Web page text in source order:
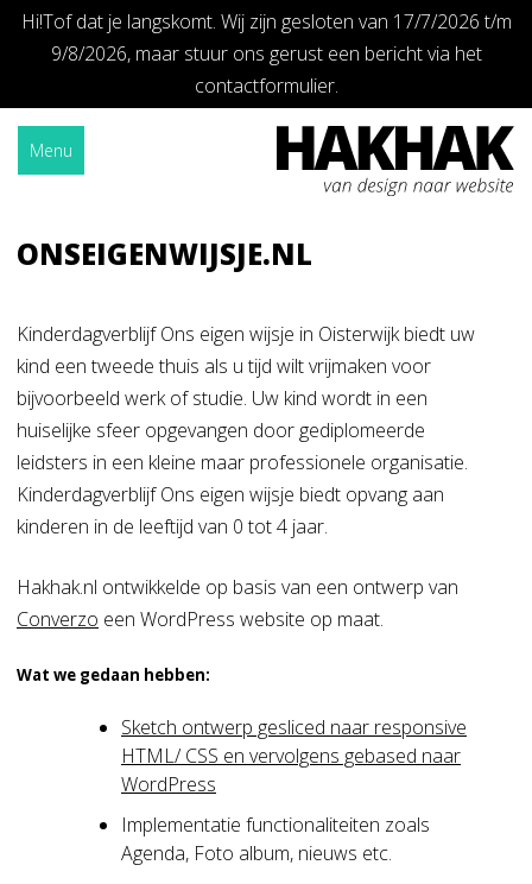
Hi!Tof dat je langskomt. Wij zijn gesloten van 17/7/2026 t/m
9/8/2026, maar stuur ons gerust een bericht via het
contactformulier.
Skip
content
Menu
ONSEIGENWIJSJE.NL
Kinderdagverblijf Ons eigen wijsje in Oisterwijk biedt uw
kind een tweede thuis als u tijd wilt vrijmaken voor
bijvoorbeeld werk of studie. Uw kind wordt in een
huiselijke sfeer opgevangen door gediplomeerde
leidsters in een kleine maar professionele organisatie.
Kinderdagverblijf Ons eigen wijsje biedt opvang aan
kinderen in de leeftijd van 0 tot 4 jaar.
Hakhak.nl ontwikkelde op basis van een ontwerp van
Converzo een WordPress website op maat.
Wat we gedaan hebben:
Sketch ontwerp gesliced naar responsive
HTML/ CSS en vervolgens gebased naar
WordPress
Implementatie functionaliteiten zoals
Agenda, Foto album, nieuws etc.